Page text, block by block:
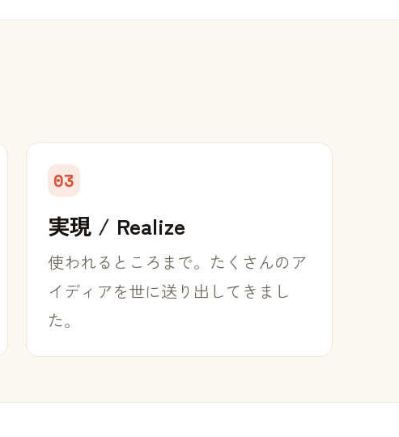
03
実現 / Realize
使われるところまで。たくさんのア
イディアを世に送り出してきまし
た。